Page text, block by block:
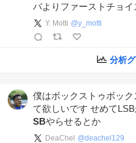
バよりファーストチョイ
Y. Motti @y_motti
分析
僕はボックストゥボッ
て欲しいです せめて
SBやらせるとか
DeaChel @deachel129